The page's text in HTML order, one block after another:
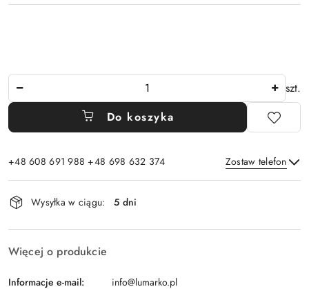
szt.
Do koszyka
+48 608 691 988 +48 698 632 374 Zostaw telefon
Dostępność
i
dostawa
Wysyłka w ciągu: 5 dni
Więcej o produkcie
Informacje e-mail:
info@lumarko.pl